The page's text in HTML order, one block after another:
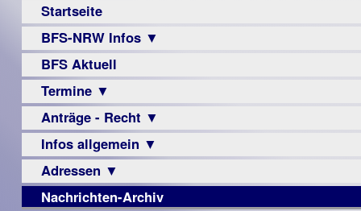
Startseite
BFS-NRW Infos ▼
Über
uns
Infomaterial
▼
Visus
Zeitschrift
LPF-
Berichte
▼
Archiv
Vorstand
BFS Aktuell
Termine ▼
Veranstaltungsprogramme
Anträge - Recht ▼
Archiv
Urteile
Infos allgemein ▼
Sehbehinderung
Frühförderung
Adressen ▼
Augenoptiker
Nachrichten-Archiv